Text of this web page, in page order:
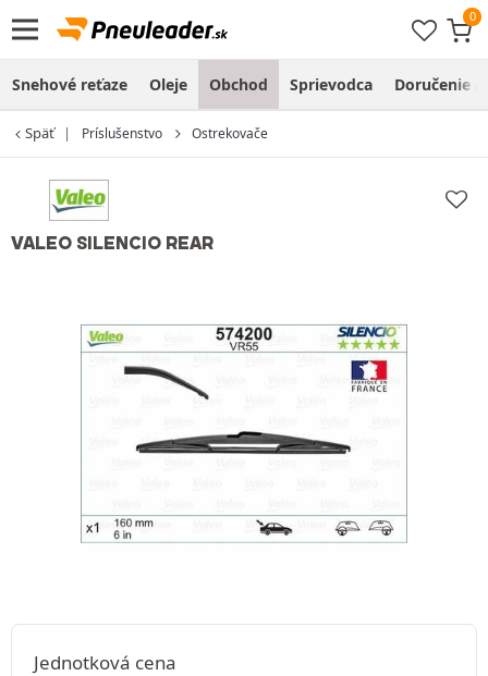
Snehové reťaze Oleje Obchod Sprievodca Doručenie
Späť Príslušenstvo Ostrekovače
VALEO SILENCIO REAR
Jednotková cena